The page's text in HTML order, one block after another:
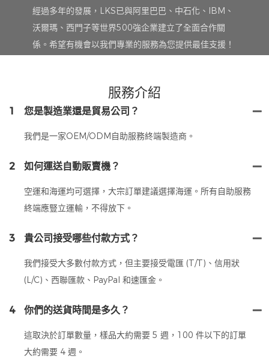
經過多年的發展，LKS已與阿里巴巴、中石化、IBM、
沃爾瑪、西門子等世界500強企業建立了全面合作關
係。希望有機會以我們專業的服務為您提供最佳支援！
服務介紹
1 您是製造業還是貿易公司？
我們是一家OEM/ODM自助服務終端製造商。
2 如何運送自動販賣機？
空運和海運均可選擇，大宗訂單建議選擇海運。所有自助服務
終端應豎立運輸，不得放下。
3 貴公司接受哪些付款方式？
我們接受大多數付款方式，但主要接受電匯 (T/T)、信用狀
(L/C)、西聯匯款、PayPal 和速匯金。
4 你們的送貨時間是多久？
這取決於訂單數量，樣品大約需要 5 週，100 件以下的訂單
大約需要 4 週。